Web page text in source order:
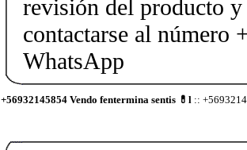
revisión del producto
contactarse al número
WhatsApp
+56932145854 Vendo fentermina sentis 💊l ::